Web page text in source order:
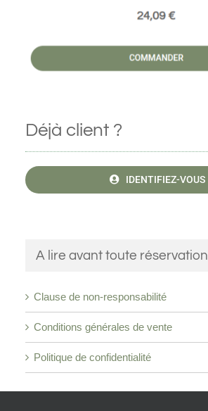
Déjà client ?
IDENTIFIEZ-VOUS
A lire avant toute réservation
Clause de non-responsabilité
Conditions générales de vente
Politique de confidentialité